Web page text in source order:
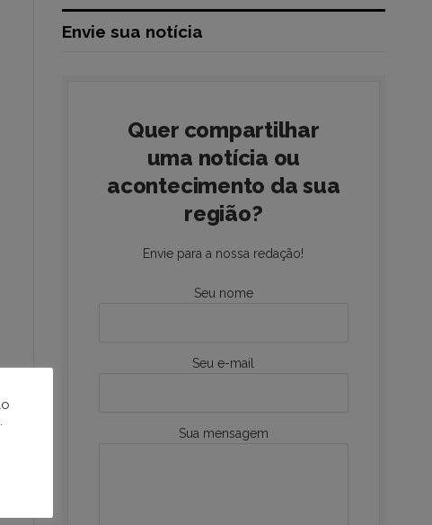
Envie sua notícia
Quer compartilhar
uma notícia ou
acontecimento da sua
região?
Envie para a nossa redação!
Seu nome
Seu e-mail
Sua mensagem